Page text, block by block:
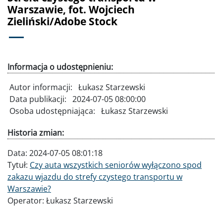
Warszawie, fot. Wojciech
Zieliński/Adobe Stock
Informacja o udostępnieniu:
Autor informacji: Łukasz Starzewski
Data publikacji: 2024-07-05 08:00:00
Osoba udostępniająca: Łukasz Starzewski
Historia zmian:
Data: 2024-07-05 08:01:18
Tytuł: Czy auta wszystkich seniorów wyłączono spod
zakazu wjazdu do strefy czystego transportu w
Warszawie?
Operator: Łukasz Starzewski